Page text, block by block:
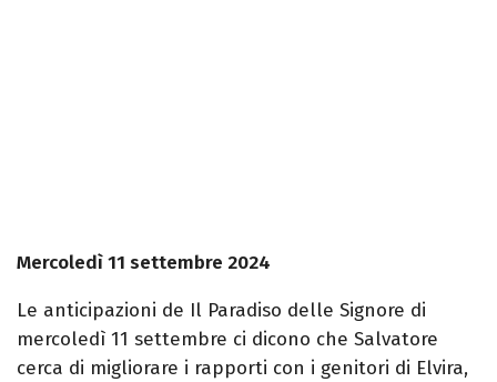
Mercoledì 11 settembre 2024
Le anticipazioni de Il Paradiso delle Signore di
mercoledì 11 settembre ci dicono che Salvatore
cerca di migliorare i rapporti con i genitori di Elvira,